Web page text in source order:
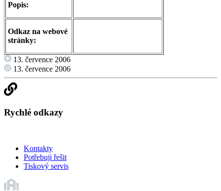
Popis:
Odkaz na webové
stránky:
13. července 2006
13. července 2006
Rychlé odkazy
Kontakty
Potřebuji řešit
Tiskový servis